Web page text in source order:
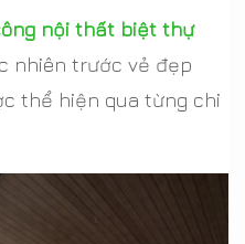
nội thất biệt thự
nhiên trước vẻ đẹp
thể hiện qua từng chi